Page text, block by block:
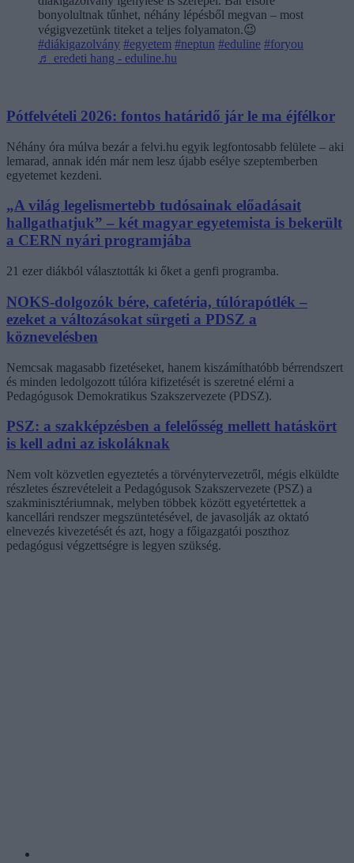
bonyolultnak tűnhet, néhány lépésből megvan – most
végigvezetünk titeket a teljes folyamaton.😉
#diákigazolvány #egyetem #neptun #eduline #foryou
♬ eredeti hang - eduline.hu
Pótfelvételi 2026: fontos határidő jár le ma éjfélkor
Néhány óra múlva bezár a felvi.hu egyik legfontosabb felülete – aki
lemarad, annak idén már nem lesz újabb esélye szeptemberben
egyetemet kezdeni.
„A világ legelismertebb tudósainak előadásait
hallgathatjuk” – két magyar egyetemista is bekerült
a CERN nyári programjába
21 ezer diákból választották ki őket a genfi programba.
NOKS-dolgozók bére, cafetéria, túlórapótlék –
ezeket a változásokat sürgeti a PDSZ a
köznevelésben
Nemcsak magasabb fizetéseket, hanem kiszámíthatóbb bérrendszert
és minden ledolgozott túlóra kifizetését is szeretné elérni a
Pedagógusok Demokratikus Szakszervezete (PDSZ).
PSZ: a szakképzésben a felelősség mellett hatáskört
is kell adni az iskoláknak
Nem volt közvetlen egyeztetés a törvénytervezetről, mégis elküldte
részletes észrevételeit a Pedagógusok Szakszervezete (PSZ) a
szakminisztériumnak, melyben többek között egyetértettek a
kancellári rendszer megszüntetésével, de javasolják az oktató
elnevezés kivezetését és azt, hogy a főigazgatói poszthoz
pedagógusi végzettségre is legyen szükség.